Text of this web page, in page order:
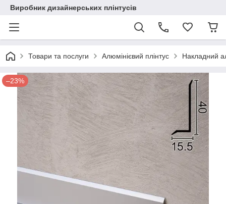
Виробник дизайнерських плінтусів
Товари та послуги Алюмінієвий плінтус Накладний
–23%